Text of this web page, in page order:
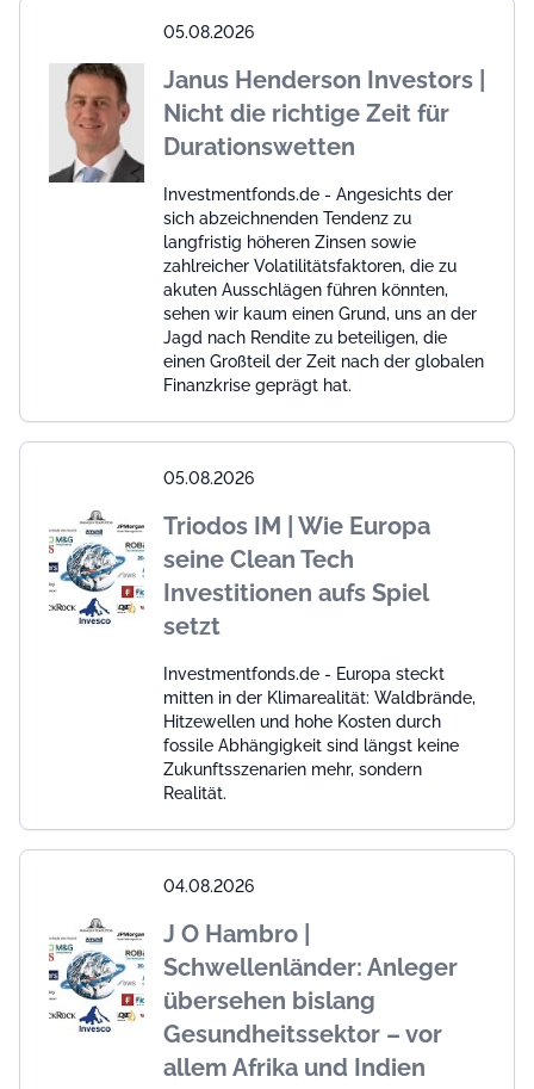
05.08.2026
Janus Henderson Investors |
Nicht die richtige Zeit für
Durationswetten
Investmentfonds.de - Angesichts der
sich abzeichnenden Tendenz zu
langfristig höheren Zinsen sowie
zahlreicher Volatilitätsfaktoren, die zu
akuten Ausschlägen führen könnten,
sehen wir kaum einen Grund, uns an der
Jagd nach Rendite zu beteiligen, die
einen Großteil der Zeit nach der globalen
Finanzkrise geprägt hat.
05.08.2026
Triodos IM | Wie Europa
seine Clean Tech
Investitionen aufs Spiel
setzt
Investmentfonds.de - Europa steckt
mitten in der Klimarealität: Waldbrände,
Hitzewellen und hohe Kosten durch
fossile Abhängigkeit sind längst keine
Zukunftsszenarien mehr, sondern
Realität.
04.08.2026
J O Hambro |
Schwellenländer: Anleger
übersehen bislang
Gesundheitssektor – vor
allem Afrika und Indien